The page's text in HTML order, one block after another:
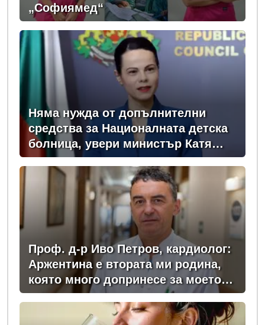
„Софиямед“
Няма нужда от допълнителни
средства за Националната детска
болница, увери министър Катя
Ивкова
Проф. д-р Иво Петров, кардиолог:
Аржентина е втората ми родина,
която много допринесе за моето
професионално развитие